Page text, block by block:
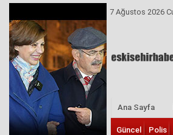
7 Ağustos 2026
Ana Sayfa
Güncel Polis